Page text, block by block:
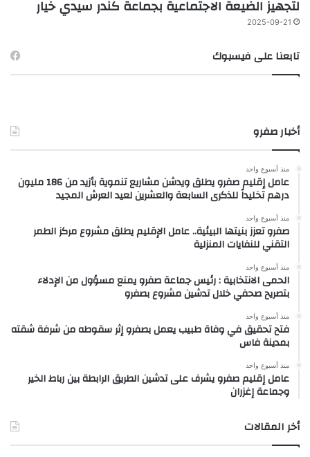
لتجهيز الضيعة الاجتماعية بجماعة كندر سيدي خيار
2025-09-21
تابعنا على فيسبوك
أخبار صفرو
منذ أسبوع واحد
عامل إقليم صفرو يطلق ويدشن مشاريع تنموية بأزيد من 186 مليون
درهم تخليداً للذكرى السابعة والعشرين لعيد العرش المجيد
منذ أسبوع واحد
صفرو تعزز بنيتها البيئية.. عامل الإقليم يطلق مشروع مركز الطمر
التقني للنفايات المنزلية
منذ أسبوع واحد
الحمى الانتخابية : رئيس جماعة صفرو يمنع مسؤول من الإدلاء
بتصريح صحفي خلال تدشين مشروع بصفرو
منذ أسبوع واحد
فتح تحقيق في وفاة طبيب يعمل بصفرو إثر سقوطه من شرفة شقته
بمدينة فاس
منذ أسبوع واحد
عامل إقليم صفرو يشرف على تدشين الطريق الرابطة بين رباط الخير
وجماعة إغزران
أخر المقالات